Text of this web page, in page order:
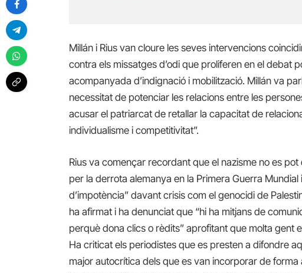
Millán i Rius van cloure les seves intervencions
contra els missatges d’odi que proliferen en el debat
acompanyada d’indignació i mobilització. Millán va
necessitat de potenciar les relacions entre les
acusar el patriarcat de retallar la capacitat de
individualisme i competitivitat”.
Rius va començar recordant que el nazisme no es
per la derrota alemanya en la Primera Guerra
d’impotència” davant crisis com el genocidi de
ha afirmat i ha denunciat que “hi ha mitjans de
perquè dona clics o rèdits” aprofitant que molta gent
Ha criticat els periodistes que es presten a difondre
major autocrítica dels que es van incorporar de